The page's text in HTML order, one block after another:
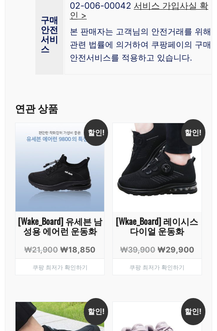
구매
안전
서비
스
02-006-00042 서비스 가입사실 확
인 >
본 판매자는 고객님의 안전거래를 위해
관련 법률에 의거하여 쿠팡페이의 구매
안전서비스를 적용하고 있습니다.
연관 상품
할인!
[Wake_Board] 유세븐 남
성용 에어런 운동화
₩21,900 원
가
₩18,850
쿠팡 최저가 확인하기
할인!
[Wkae_Board] 레이시스
다이얼 운동화
₩39,900 원
가
₩29,900현
쿠팡 최저가 확인하기
할인! 할인!